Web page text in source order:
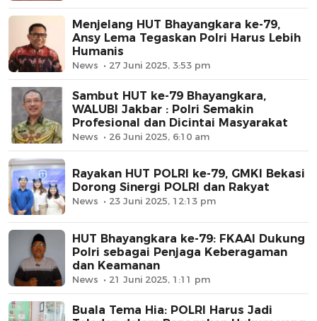
Menjelang HUT Bhayangkara ke-79,
Ansy Lema Tegaskan Polri Harus Lebih
Humanis
News 27 Juni 2025, 3:53 pm
Sambut HUT ke-79 Bhayangkara,
WALUBI Jakbar : Polri Semakin
Profesional dan Dicintai Masyarakat
News 26 Juni 2025, 6:10 am
Rayakan HUT POLRI ke-79, GMKI Bekasi
Dorong Sinergi POLRI dan Rakyat
News 23 Juni 2025, 12:13 pm
HUT Bhayangkara ke-79: FKAAI Dukung
Polri sebagai Penjaga Keberagaman
dan Keamanan
News 21 Juni 2025, 1:11 pm
Buala Tema Hia: POLRI Harus Jadi